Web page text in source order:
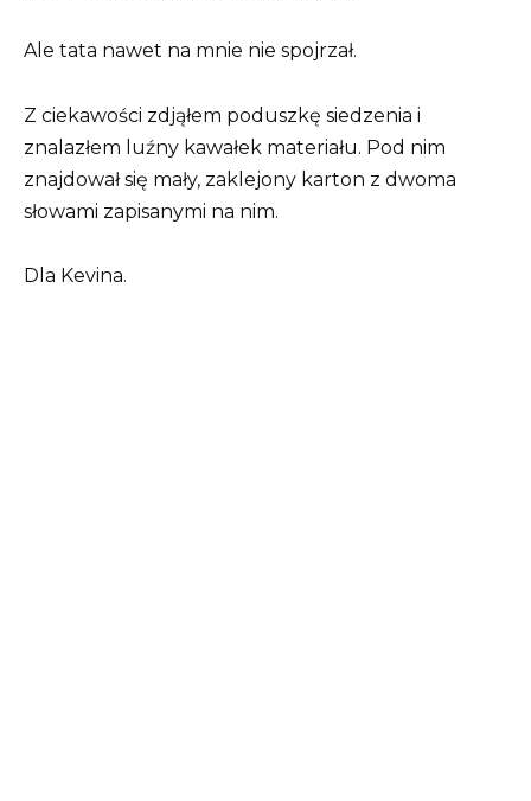
Ale tata nawet na mnie nie spojrzał.
Z ciekawości zdjąłem poduszkę siedzenia i
znalazłem luźny kawałek materiału. Pod nim
znajdował się mały, zaklejony karton z dwoma
słowami zapisanymi na nim.
Dla Kevina.